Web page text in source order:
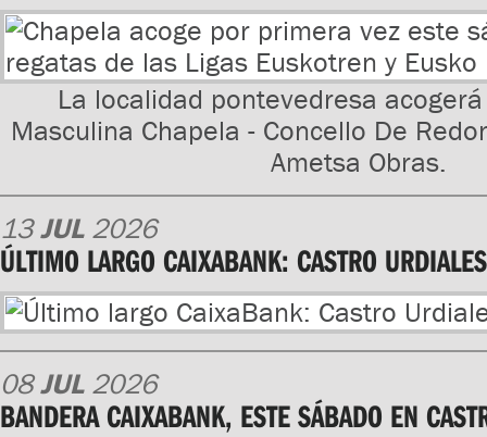
La localidad pontevedresa
Masculina Chapela - Concello De
Ametsa Obras.
13JUL2026
ÚLTIMO LARGO CAIXABANK: CASTRO
08JUL2026
BANDERA CAIXABANK, ESTE SÁBADO EN